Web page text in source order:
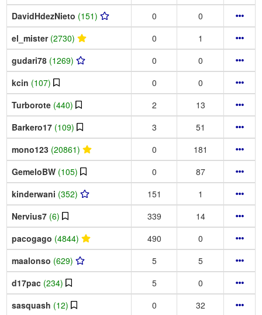
DavidHdezNieto (151) 0
0
el_mister (2730) 0
1
gudari78 (1269) 0
0
kcin (107) 0
0
Turborote (440) 2
13
Barkero17 (109) 3
51
mono123 (20861) 0
181
GemeloBW (105) 0
87
kinderwani (352) 151
1
Nervius7 (6) 339
14
pacogago (4844) 490
0
maalonso (629) 5
5
d17pac (234) 5
0
sasquash (12) 0
32